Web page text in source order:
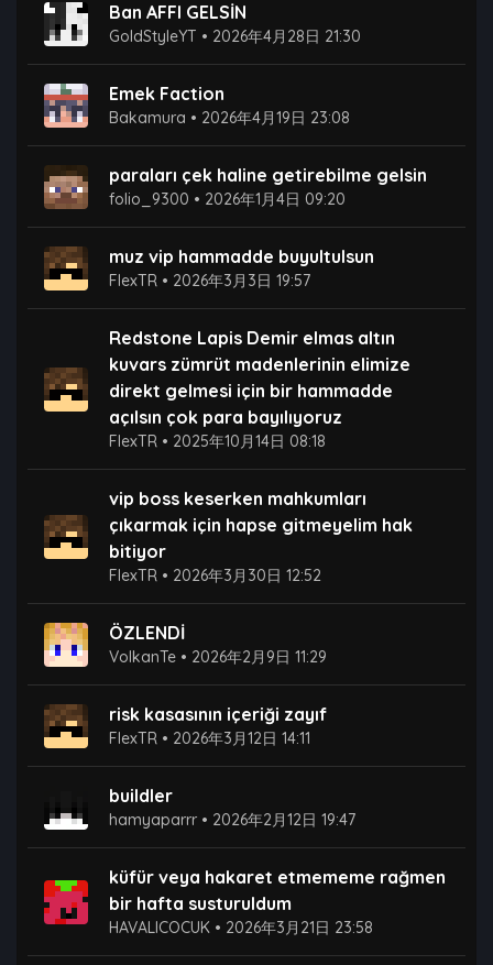
Ban AFFI GELSİN
GoldStyleYT • 2026年4月28日 21:30
Emek Faction
Bakamura • 2026年4月19日 23:08
paraları çek haline getirebilme gelsin
folio_9300 • 2026年1月4日 09:20
muz vip hammadde buyultulsun
FlexTR • 2026年3月3日 19:57
Redstone Lapis Demir elmas altın
kuvars zümrüt madenlerinin elimize
direkt gelmesi için bir hammadde
açılsın çok para bayılıyoruz
FlexTR • 2025年10月14日 08:18
vip boss keserken mahkumları
çıkarmak için hapse gitmeyelim hak
bitiyor
FlexTR • 2026年3月30日 12:52
ÖZLENDİ
VolkanTe • 2026年2月9日 11:29
risk kasasının içeriği zayıf
FlexTR • 2026年3月12日 14:11
buildler
hamyaparrr • 2026年2月12日 19:47
küfür veya hakaret etmememe rağmen
bir hafta susturuldum
HAVALICOCUK • 2026年3月21日 23:58